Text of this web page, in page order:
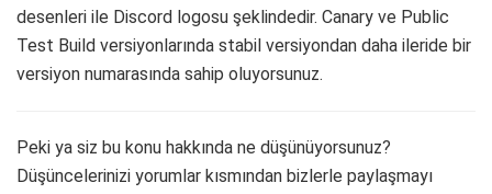
desenleri ile Discord logosu şeklindedir. Canary ve Public
Test Build versiyonlarında stabil versiyondan daha ileride bir
versiyon numarasında sahip oluyorsunuz.
Peki ya siz bu konu hakkında ne düşünüyorsunuz?
Düşüncelerinizi yorumlar kısmından bizlerle paylaşmayı